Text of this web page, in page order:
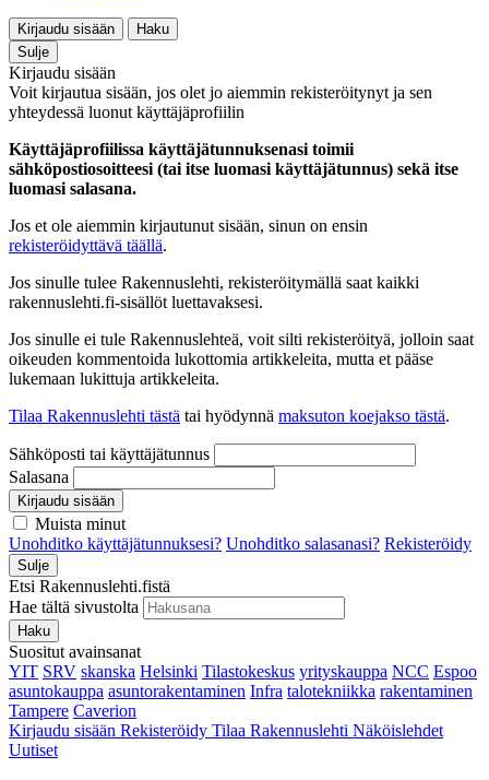
Kirjaudu sisään
Haku
Sulje
Kirjaudu sisään
Voit kirjautua sisään, jos olet jo aiemmin rekisteröitynyt ja sen
yhteydessä luonut käyttäjäprofiilin
Käyttäjäprofiilissa käyttäjätunnuksenasi toimii
sähköpostiosoitteesi (tai itse luomasi käyttäjätunnus) sekä itse
luomasi salasana.
Jos et ole aiemmin kirjautunut sisään, sinun on ensin
rekisteröidyttävä täällä.
Jos sinulle tulee Rakennuslehti, rekisteröitymällä saat kaikki
rakennuslehti.fi-sisällöt luettavaksesi.
Jos sinulle ei tule Rakennuslehteä, voit silti rekisteröityä, jolloin saat
oikeuden kommentoida lukottomia artikkeleita, mutta et pääse
lukemaan lukittuja artikkeleita.
Tilaa Rakennuslehti tästä tai hyödynnä maksuton koejakso tästä.
Sähköposti tai käyttäjätunnus
Salasana
Kirjaudu sisään
Muista minut
Unohditko käyttäjätunnuksesi? Unohditko salasanasi? Rekisteröidy
Sulje
Etsi Rakennuslehti.fistä
Hae tältä sivustolta
Haku
Suositut avainsanat
YIT SRV skanska Helsinki Tilastokeskus yrityskauppa NCC Espoo
asuntokauppa asuntorakentaminen Infra talotekniikka rakentaminen
Tampere Caverion
Kirjaudu sisään Rekisteröidy Tilaa Rakennuslehti Näköislehdet
Uutiset